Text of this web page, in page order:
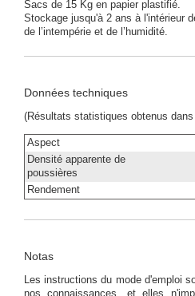
Sacs de 15 Kg en papier plastifié.
Stockage jusqu'à 2 ans à l'intérieur
de l’intempérie et de l’humidité.
Données techniques
(Résultats statistiques obtenus
Aspect
Densité apparente de
poussières
Rendement
Notas
Les instructions du mode d'emploi
nos connaissances, et elles